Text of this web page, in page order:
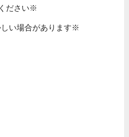
ださい※
い場合があります※